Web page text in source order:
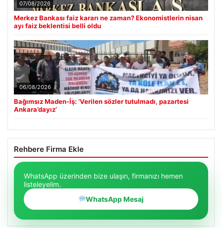
Merkez Bankası faiz kararı ne zaman? Ekonomistlerin nisan
ayı faiz beklentisi belli oldu
06/08/2026
Bağımsız Maden-İş: ‘Verilen sözler tutulmadı, pazartesi
Ankara’dayız’
Rehbere Firma Ekle
listeleyelim.
WhatsApp Mesaj